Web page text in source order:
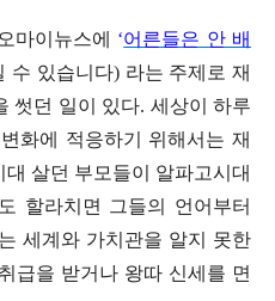
마이뉴스에 ‘어른들은 안 배
수 있습니다) 라는 주제로 재
썻던 일이 있다. 세상이 하루
화에 적응하기 위해서는 재
대 살던 부모들이 알파고시대
할라치면 그들의 언어부터
세계와 가치관을 알지 못한
급을 받거나 왕따 신세를 면